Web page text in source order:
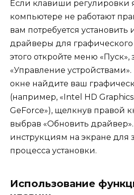
Если клавиши регулировки
компьютере не работают
вам потребуется установить
драйверы для графического
этого откройте меню «Пуск»,
«Управление
окне найдите ваш
(например, «Intel HD
GeForce»), щелкнув правой
выбрав «Обновить
инструкциям на экране для
процесса установки.
Использование